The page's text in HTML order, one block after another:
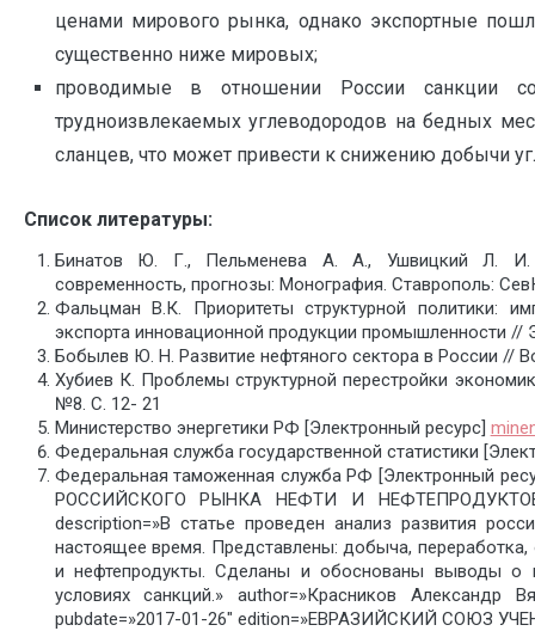
ценами мирового рынка, однако экспортные
существенно ниже мировых;
проводимые в отношении России санкции
трудноизвлекаемых углеводородов на бедных
сланцев, что может привести к снижению добычи
Список литературы:
Бинатов Ю. Г., Пельменева А. А., Ушвицкий Л. И.
современность, прогнозы: Монография. Ставрополь:
Фальцман В.К. Приоритеты структурной политики:
экспорта инновационной продукции промышленности
Бобылев Ю. Н. Развитие нефтяного сектора в России //
Хубиев К. Проблемы структурной перестройки
№8. С. 12- 21
Министерство энергетики РФ [Электронный ресурс]
Федеральная служба государственной статистики
Федеральная таможенная служба РФ [Электронный
РОССИЙСКОГО РЫНКА НЕФТИ И
description=»В статье проведен анализ развития
настоящее время. Представлены: добыча,
и нефтепродукты. Сделаны и обоснованы выводы о
условиях санкций.» author=»Красников Александр
pubdate=»2017-01-26″ edition=»ЕВРАЗИЙСКИЙ СОЮЗ